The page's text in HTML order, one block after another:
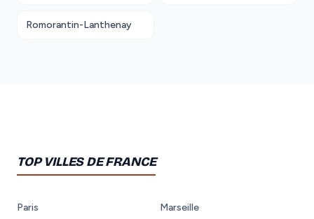
Romorantin-Lanthenay
TOP VILLES DE FRANCE
Paris Marseille